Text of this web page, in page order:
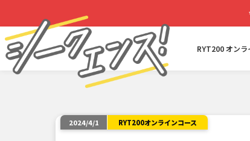
RYT200 オンラ
2024/4/1 RYT200オンラインコース